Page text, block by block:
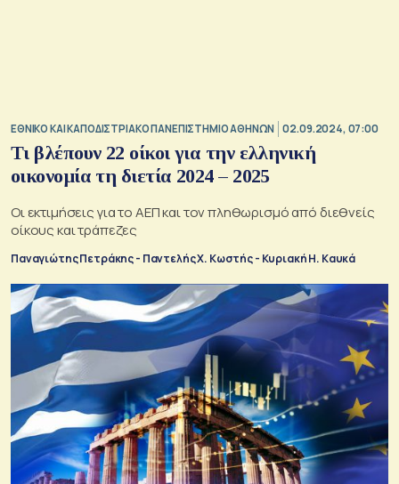
ΕΘΝΙΚΟ ΚΑΙ ΚΑΠΟΔΙΣΤΡΙΑΚΟ ΠΑΝΕΠΙΣΤΗΜΙΟ ΑΘΗΝΩΝ 02.09.2024, 07:00
Τι βλέπουν 22 οίκοι για την ελληνική
οικονομία τη διετία 2024 – 2025
Οι εκτιμήσεις για το ΑΕΠ και τον πληθωρισμό από διεθνείς
οίκους και τράπεζες
Παναγιώτης Πετράκης - Παντελής Χ. Κωστής - Κυριακή Η. Καυκά